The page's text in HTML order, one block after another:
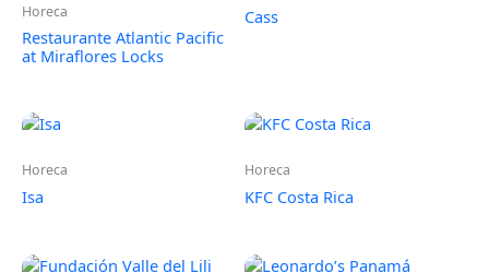
Horeca
Restaurante Atlantic Pacific
at Miraflores Locks
Cass
Horeca
Isa
Horeca
KFC Costa Rica